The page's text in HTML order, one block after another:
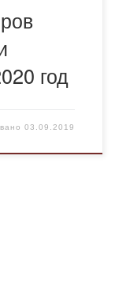
год
03.09.2019